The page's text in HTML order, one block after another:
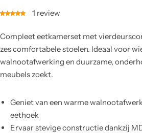
1 review
Compleet eetkamerset met
zes comfortabele stoelen. Ideaal voor
walnootafwerking en duurzame,
meubels zoekt.
Geniet van een warme
eethoek
Ervaar stevige constructie dankzij